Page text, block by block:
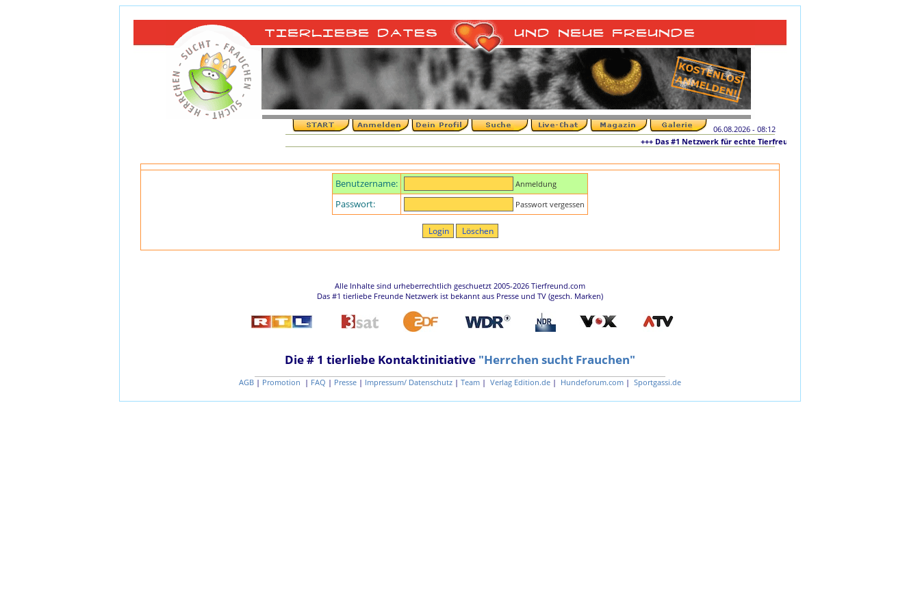
06.08.2026 - 08:12
+++ Das #1 Netzwerk für echte Tierfreunde und tierliebe Singles +++ Die
Benutzername: Anmeldung
Passwort: Passwort vergessen
Alle Inhalte sind urheberrechtlich geschuetzt 2005-2026 Tierfreund.com
Das #1 tierliebe Freunde Netzwerk ist bekannt aus Presse und TV (gesch. Marken)
Die # 1 tierliebe Kontaktinitiative "Herrchen sucht Frauchen"
AGB | Promotion | FAQ | Presse | Impressum/ Datenschutz | Team | Verlag Edition.de | Hundeforum.com | Sportgassi.de